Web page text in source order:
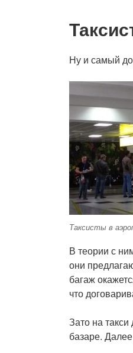
Ну и самый
Таксисты в
В теории с
они
багаж
что
Зато на
базаре.